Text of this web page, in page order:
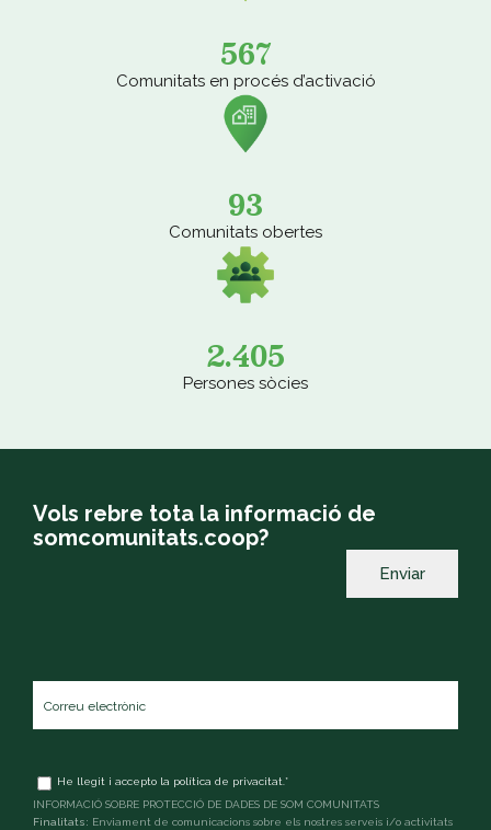
567
Comunitats en procés d’activació
93
Comunitats obertes
2.405
Persones sòcies
Vols rebre tota la informació de
somcomunitats.coop?
electrònic *
Terms
and
conditions
He llegit i accepto la política de privacitat.*
INFORMACIÓ SOBRE PROTECCIÓ DE DADES DE SOM COMUNITATS
Finalitats: Enviament de comunicacions sobre els nostres serveis i/o activitats